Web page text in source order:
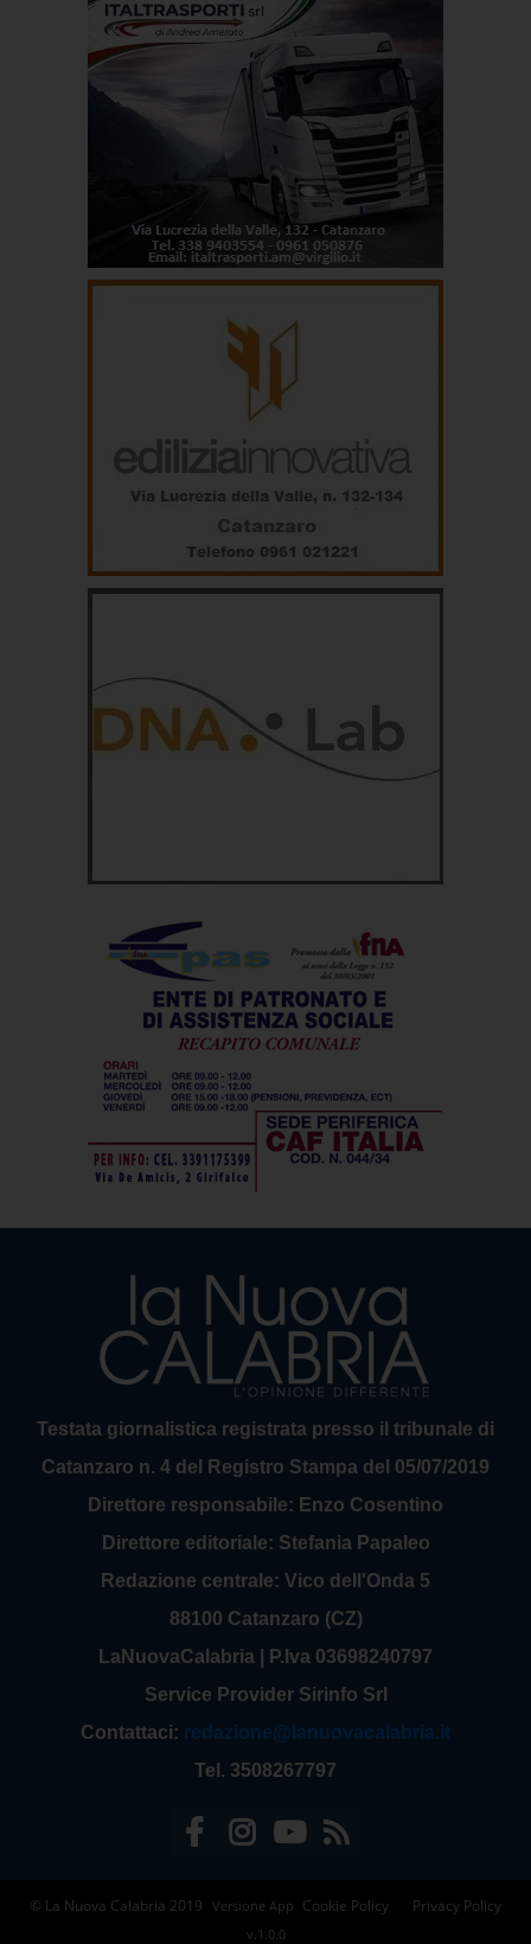
Testata giornalistica registrata presso il tribunale di
Catanzaro n. 4 del Registro Stampa del 05/07/2019
Direttore responsabile: Enzo Cosentino
Direttore editoriale: Stefania Papaleo
Redazione centrale: Vico dell'Onda 5
88100 Catanzaro (CZ)
LaNuovaCalabria | P.Iva 03698240797
Service Provider Sirinfo Srl
Contattaci: redazione@lanuovacalabria.it
Tel. 3508267797
© La Nuova Calabria 2019 Cookie Policy Privacy Policy
Versione App
v.1.0.0